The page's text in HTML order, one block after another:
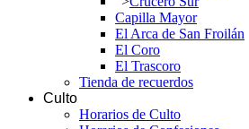
Capilla Mayor
El Arca de San Froilán
El Coro
El Trascoro
Tienda de recuerdos
Culto
Horarios de Culto